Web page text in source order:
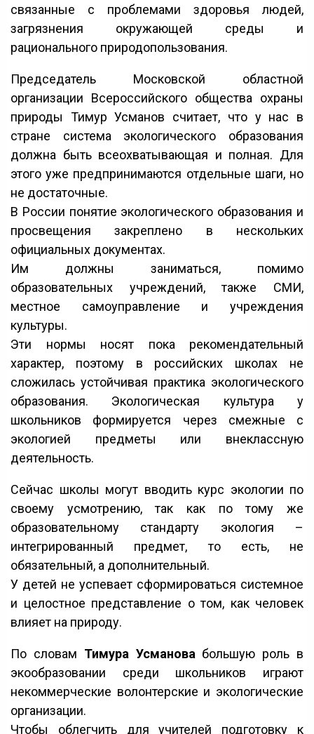
связанные с проблемами здоровья людей,
загрязнения окружающей среды и
рационального природопользования.
Председатель Московской областной
организации Всероссийского общества охраны
природы Тимур Усманов считает, что у нас в
стране система экологического образования
должна быть всеохватывающая и полная. Для
этого уже предпринимаются отдельные шаги, но
не достаточные.
В России понятие экологического образования и
просвещения закреплено в нескольких
официальных документах.
Им должны заниматься, помимо
образовательных учреждений, также СМИ,
местное самоуправление и учреждения
культуры.
Эти нормы носят пока рекомендательный
характер, поэтому в российских школах не
сложилась устойчивая практика экологического
образования. Экологическая культура у
школьников формируется через смежные с
экологией предметы или внеклассную
деятельность.
Сейчас школы могут вводить курс экологии по
своему усмотрению, так как по тому же
образовательному стандарту экология –
интегрированный предмет, то есть, не
обязательный, а дополнительный.
У детей не успевает сформироваться системное
и целостное представление о том, как человек
влияет на природу.
По словам Тимура Усманова большую роль в
экообразовании среди школьников играют
некоммерческие волонтерские и экологические
организации.
Чтобы облегчить для учителей подготовку к